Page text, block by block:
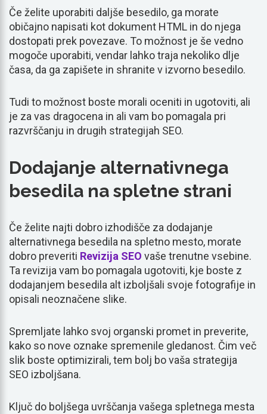
Če želite uporabiti daljše besedilo, ga morate
običajno napisati kot dokument HTML in do njega
dostopati prek povezave. To možnost je še vedno
mogoče uporabiti, vendar lahko traja nekoliko dlje
časa, da ga zapišete in shranite v izvorno besedilo.
Tudi to možnost boste morali oceniti in ugotoviti, ali
je za vas dragocena in ali vam bo pomagala pri
razvrščanju in drugih strategijah SEO.
Dodajanje alternativnega
besedila na spletne strani
Če želite najti dobro izhodišče za dodajanje
alternativnega besedila na spletno mesto, morate
dobro preveriti Revizija SEO vaše trenutne vsebine.
Ta revizija vam bo pomagala ugotoviti, kje boste z
dodajanjem besedila alt izboljšali svoje fotografije in
opisali neoznačene slike.
Spremljate lahko svoj organski promet in preverite,
kako so nove oznake spremenile gledanost. Čim več
slik boste optimizirali, tem bolj bo vaša strategija
SEO izboljšana.
Ključ do boljšega uvrščanja vašega spletnega mesta